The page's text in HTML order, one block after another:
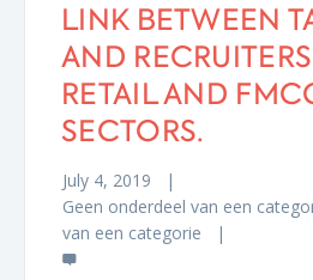
LINK BETWEEN
AND
RETAIL AND
SECTORS.
July 4, 2019
Geen onderdeel van een
van een categorie